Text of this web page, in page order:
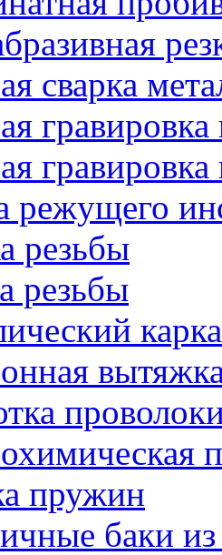
сварка
гравировка
режущего
резьбы
резьбы
пружин
баки